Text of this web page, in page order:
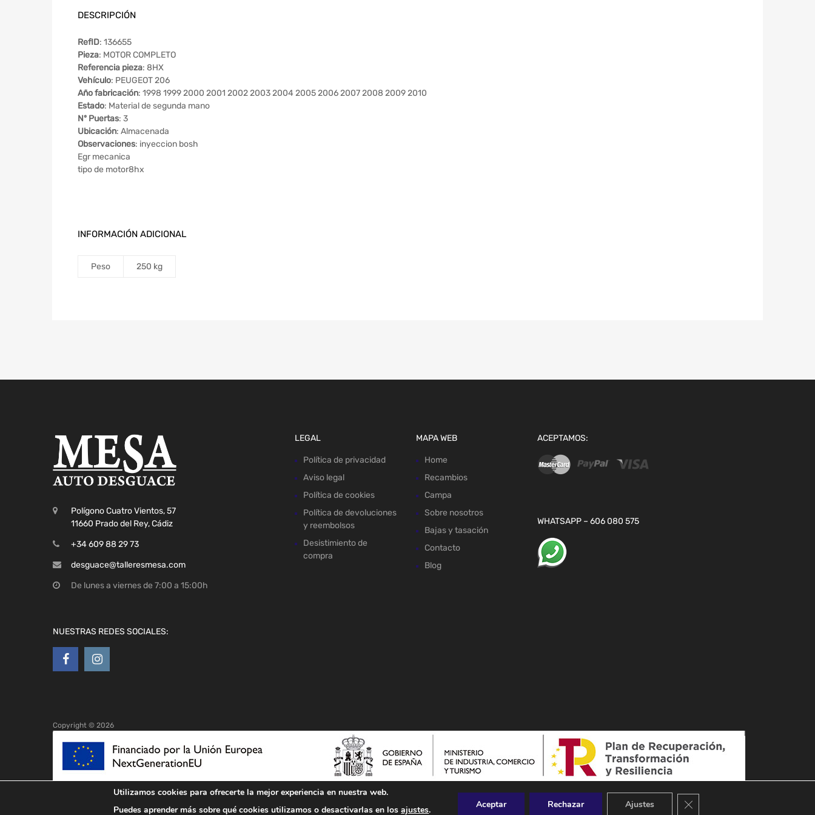
DESCRIPCIÓN
RefID: 136655
Pieza: MOTOR COMPLETO
Referencia pieza: 8HX
Vehículo: PEUGEOT 206
Año fabricación: 1998 1999 2000 2001 2002 2003 2004 2005 2006 2007 2008 2009 2010
Estado: Material de segunda mano
Nº Puertas: 3
Ubicación: Almacenada
Observaciones: inyeccion bosh
Egr mecanica
tipo de motor8hx
INFORMACIÓN ADICIONAL
Peso 250 kg
Polígono Cuatro Vientos, 57
11660 Prado del Rey, Cádiz
+34 609 88 29 73
desguace@talleresmesa.com
De lunes a viernes de 7:00 a 15:00h
NUESTRAS REDES SOCIALES:
LEGAL
Política de privacidad
Aviso legal
Política de cookies
Política de devoluciones
y reembolsos
Desistimiento de
compra
MAPA WEB
Home
Recambios
Campa
Sobre nosotros
Bajas y tasación
Contacto
Blog
ACEPTAMOS:
WHATSAPP – 606 080 575
Copyright © 2026
Utilizamos cookies para ofrecerte la mejor experiencia en nuestra web.
Puedes aprender más sobre qué cookies utilizamos o desactivarlas en losajustes. Aceptar Rechazar Ajustes Cerrar el banner de cookies RGPD